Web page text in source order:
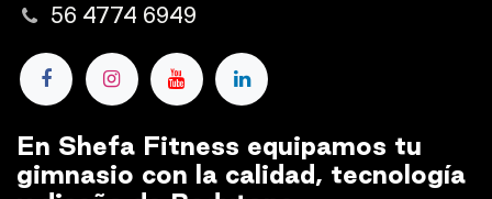
56 4774 6949
En Shefa Fitness equipamos tu
gimnasio con la calidad, tecnología